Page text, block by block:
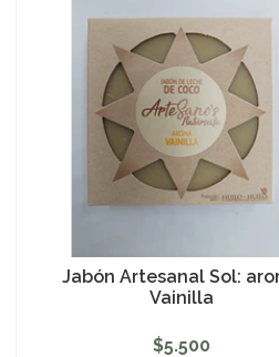
Jabón Artesanal Sol:
Vainilla
$5.500